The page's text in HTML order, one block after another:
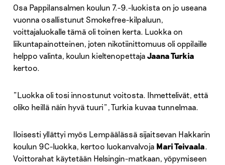
Osa Pappilansalmen koulun 7.-9.-luokista on jo useana
vuonna osallistunut Smokefree-kilpaluun,
voittajaluokalle tämä oli toinen kerta. Luokka on
liikuntapainotteinen, joten nikotiinittomuus oli oppilaille
helppo valinta, koulun kieltenopettaja Jaana Turkia
kertoo.
”Luokka oli tosi innostunut voitosta. Ihmettelivät, että
oliko heillä näin hyvä tuuri”, Turkia kuvaa tunnelmaa.
Iloisesti yllättyi myös Lempäälässä sijaitsevan Hakkarin
koulun 9C-luokka, kertoo luokanvalvoja Mari Teivaala.
Voittorahat käytetään Helsingin-matkaan, yöpymiseen